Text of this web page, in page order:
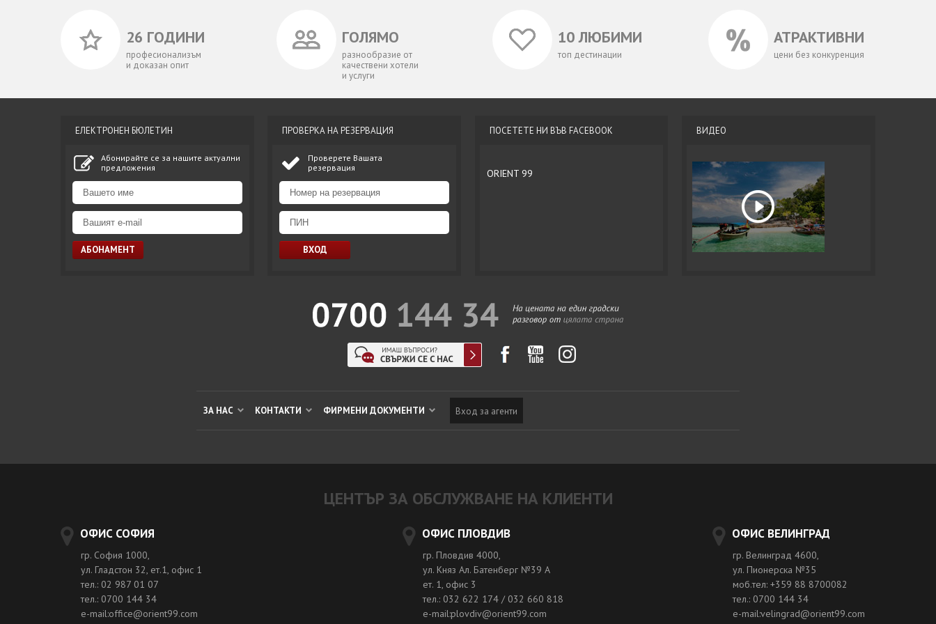
26 ГОДИНИ
професионализъм
и доказан опит
ГОЛЯМО
разнообразие от
качествени хотели
и услуги
10 ЛЮБИМИ
топ дестинации
АТРАКТИВНИ
цени без конкуренция
ЕЛЕКТРОНЕН БЮЛЕТИН
Абонирайте се за нашите актуални
предложения
ПРОВЕРКА НА РЕЗЕРВАЦИЯ
Проверете Вашата
резервация
ПОСЕТЕТЕ НИ ВЪВ FACEBOOK
ORIENT 99
ВИДЕО
ЗА НАС КОНТАКТИ ФИРМЕНИ ДОКУМЕНТИ Вход за агенти
ЦЕНТЪР ЗА ОБСЛУЖВАНЕ НА КЛИЕНТИ
ОФИС СОФИЯ
гр. София 1000,
ул. Гладстон 32, ет.1, офис 1
тел.: 02 987 01 07
тел.: 0700 144 34
e-mail:office@orient99.com
ОФИС ПЛОВДИВ
гр. Пловдив 4000,
ул. Княз Ал. Батенберг №39 A
ет. 1, офис 3
тел.: 032 622 174 / 032 660 818
e-mail:plovdiv@orient99.com
ОФИС ВЕЛИНГРАД
гр. Велинград 4600,
ул. Пионерска №35
моб.тел: +359 88 8700082
тел.: 0700 144 34
e-mail:velingrad@orient99.com